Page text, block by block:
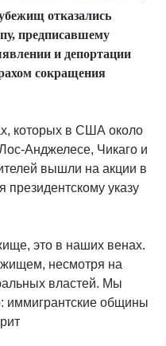
отказались
предписавшему
и депортации
сокращения
которых в США около
Анджелесе, Чикаго и
вышли на акции в
указу
это в наших венах.
несмотря на
властей. Мы
иммигрантские общины